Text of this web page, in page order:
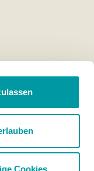
Cookies